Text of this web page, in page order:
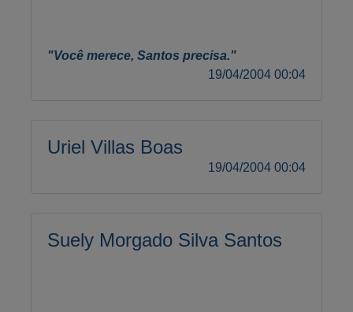
"Você merece, Santos precisa."
19/04/2004 00:04
Uriel Villas Boas
19/04/2004 00:04
Suely Morgado Silva Santos